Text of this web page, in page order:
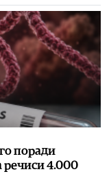
поради
речиси 4.000